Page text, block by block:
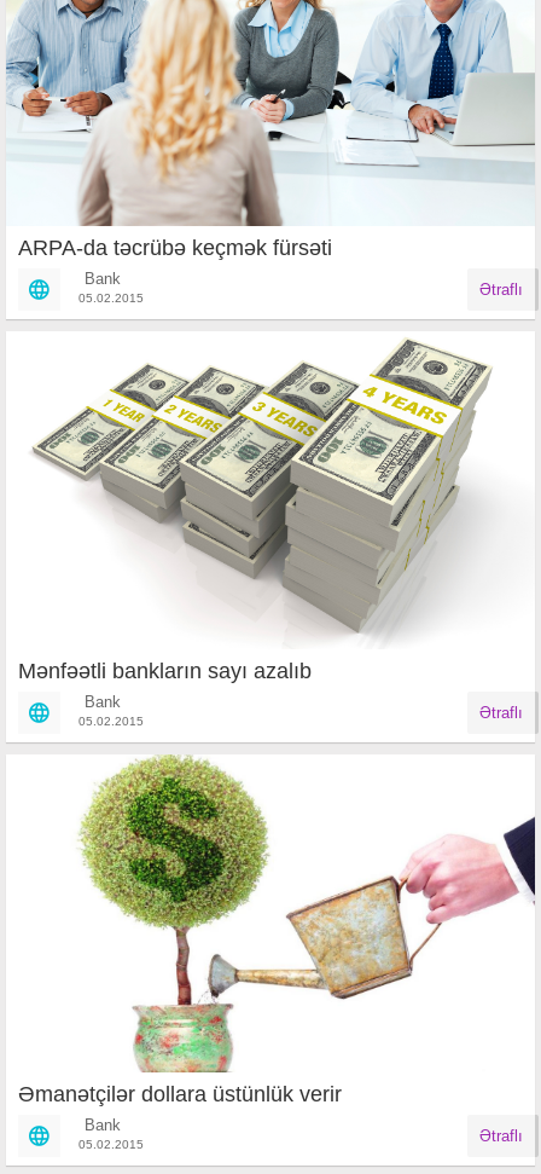
ARPA-da təcrübə keçmək fürsəti
Bank
05.02.2015 Ətraflı
Mənfəətli bankların sayı azalıb
Bank
05.02.2015 Ətraflı
Əmanətçilər dollara üstünlük verir
Bank
05.02.2015 Ətraflı